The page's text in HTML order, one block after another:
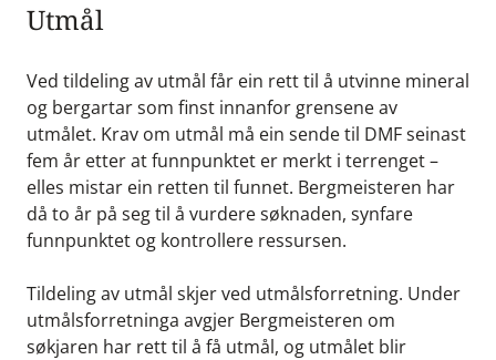
Utmål
Ved tildeling av utmål får ein rett til å utvinne mineral
og bergartar som finst innanfor grensene av
utmålet. Krav om utmål må ein sende til DMF seinast
fem år etter at funnpunktet er merkt i terrenget –
elles mistar ein retten til funnet. Bergmeisteren har
då to år på seg til å vurdere søknaden, synfare
funnpunktet og kontrollere ressursen.
Tildeling av utmål skjer ved utmålsforretning. Under
utmålsforretninga avgjer Bergmeisteren om
søkjaren har rett til å få utmål, og utmålet blir